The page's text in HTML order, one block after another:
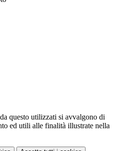
questo utilizzati si avvalgono di
ed utili alle finalità illustrate nella